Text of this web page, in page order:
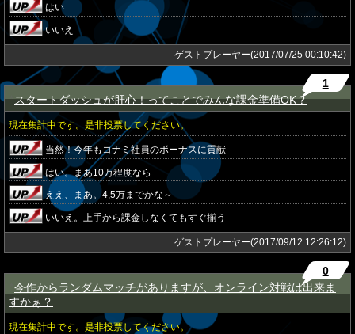
はい
いいえ
ゲストプレーヤー(2017/07/25 00:10:42)
スタートダッシュが肝心！ってことでみんな課金準備OK？
1
現在集計中です。是非投票してください。
当然！今年もコナミ社員のボーナスに貢献
はい。まあ10万程度なら
ええ、まあ。4,5万までかな～
いいえ。上手から課金しなくてもすぐ揃う
ゲストプレーヤー(2017/09/12 12:26:12)
今作からランダムマッチがありますが、オンライン対戦は出来ま
すかぁ？
0
現在集計中です。是非投票してください。